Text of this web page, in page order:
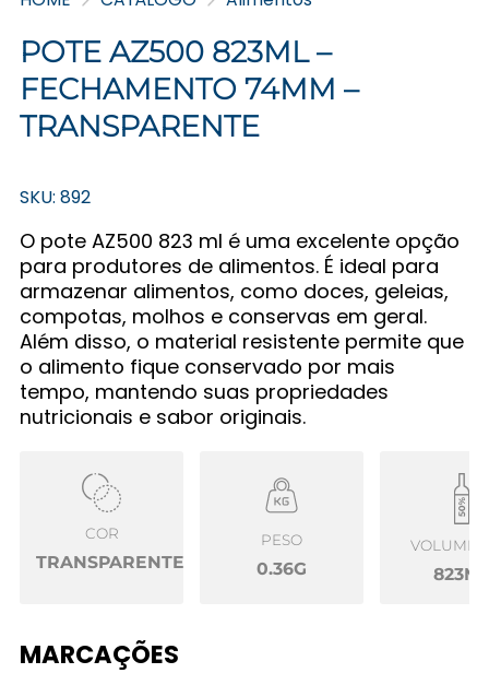
POTE AZ500 823ML –
FECHAMENTO 74MM –
TRANSPARENTE
SKU: 892
O pote AZ500 823 ml é uma excelente opção
para produtores de alimentos. É ideal para
armazenar alimentos, como doces, geleias,
compotas, molhos e conservas em geral.
Além disso, o material resistente permite que
o alimento fique conservado por mais
tempo, mantendo suas propriedades
nutricionais e sabor originais.
COR
TRANSPARENTE
PESO
0.36G
VOLUME
823ML
MARCAÇÕES